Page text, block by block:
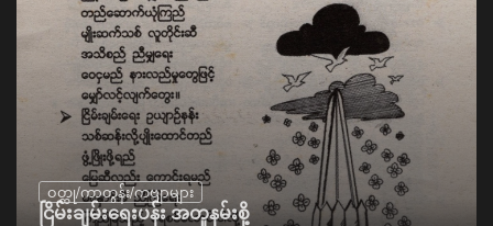
ဝတ္ထု/ကာတွန်း/ကဗျာများ
ငြိမ်းချမ်းရေးပန်း အတူနမ်းစို့